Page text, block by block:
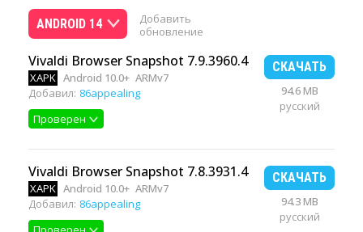
ANDROID 14
Добавить
обновление
Vivaldi Browser Snapshot 7.9.3960.4
XAPK Android 10.0+ ARMv7
Добавил: 86appealing
Проверен
СКАЧАТЬ
94.6 MB
русский
Vivaldi Browser Snapshot 7.8.3931.4
XAPK Android 10.0+ ARMv7
Добавил: 86appealing
СКАЧАТЬ
94.3 MB
русский